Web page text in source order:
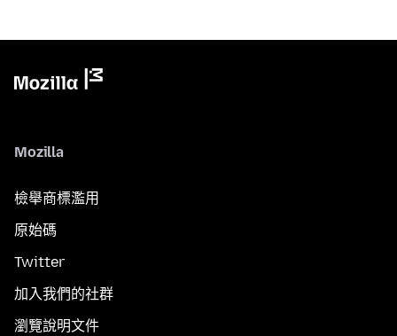
Mozilla
檢舉商標濫用
原始碼
Twitter
加入我們的社群
瀏覽說明文件